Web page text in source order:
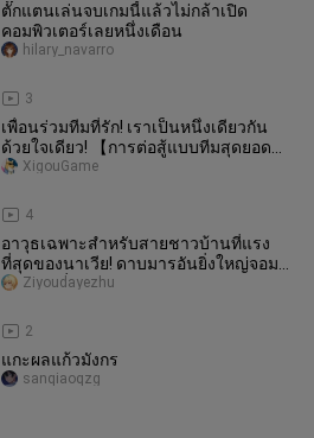
ตั๊กแตนเล่นจบเกมนี้แล้วไม่กล้าเปิด
คอมพิวเตอร์เลยหนึ่งเดือน
3
hilary_navarro
เพื่อนร่วมทีมที่รัก! เราเป็นหนึ่งเดียวกัน
ด้วยใจเดียว! 【การต่อสู้แบบทีมสุดยอด
4.0】
4
XigouGame
อาวุธเฉพาะสำหรับสายชาวบ้านที่แรง
ที่สุดของนาเวีย! ดาบมารอันยิ่งใหญ่จอม
ราชันย์เมื่อเลเวลสูงสุด เปรียบเ
2
Ziyoudayezhu
แกะผลแก้วมังกร
sanqiaoqzg